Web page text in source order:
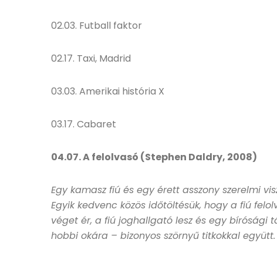
02.03. Futball faktor
02.17. Taxi, Madrid
03.03. Amerikai história X
03.17. Cabaret
04.07. A felolvasó (Stephen Daldry, 2008)
Egy kamasz fiú és egy érett asszony szerelmi
Egyik kedvenc közös időtöltésük, hogy a fiú
véget ér, a fiú joghallgató lesz és egy bírósági
hobbi okára – bizonyos szörnyű titkokkal együtt.